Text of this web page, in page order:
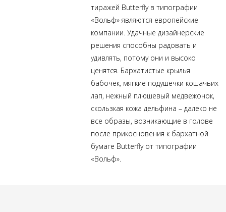
тиражей Butterfly в типографии
«Вольф» являются европейские
компании. Удачные дизайнерские
решения способны радовать и
удивлять, потому они и высоко
ценятся. Бархатистые крылья
бабочек, мягкие подушечки кошачьих
лап, нежный плюшевый медвежонок,
скользкая кожа дельфина – далеко не
все образы, возникающие в голове
после прикосновения к бархатной
бумаге Butterfly от типографии
«Вольф».